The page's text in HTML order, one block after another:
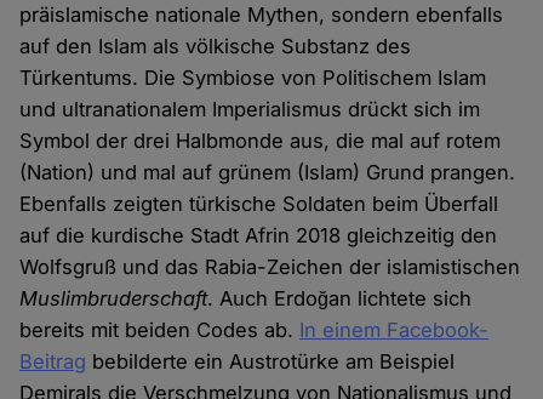
präislamische nationale Mythen, sondern ebenfalls
auf den Islam als völkische Substanz des
Türkentums. Die Symbiose von Politischem Islam
und ultranationalem Imperialismus drückt sich im
Symbol der drei Halbmonde aus, die mal auf rotem
(Nation) und mal auf grünem (Islam) Grund prangen.
Ebenfalls zeigten türkische Soldaten beim Überfall
auf die kurdische Stadt Afrin 2018 gleichzeitig den
Wolfsgruß und das Rabia-Zeichen der islamistischen
Muslimbruderschaft. Auch Erdoğan lichtete sich
bereits mit beiden Codes ab. In einem Facebook-
Beitrag bebilderte ein Austrotürke am Beispiel
Demirals die Verschmelzung von Nationalismus und